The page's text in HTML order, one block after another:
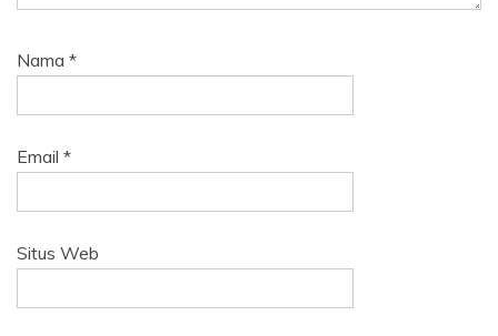
Nama *
Email *
Situs Web